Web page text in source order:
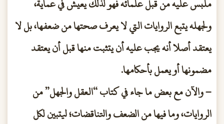
ملبس عليه من قبل علمائه فهو لذلك يعيش في عماية،
ولجهله يتبع الروايات التي لا يعرف صحتها من ضعفها، بل لا
يعتقد أصلا أنه يجب عليه أن يتثبت منها قبل أن يعتقد
مضمونها أو يعمل بأحكامها.
– والآن مع بعض ما جاء في كتاب “العقل والجهل” من
الروايات، وما فيها من الضعف والتناقضات؛ ليتبين لكل